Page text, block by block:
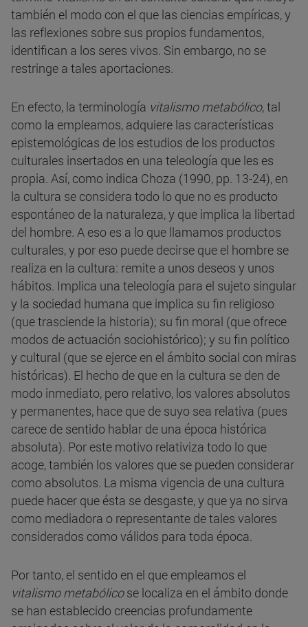
también el modo con el que las ciencias empíricas, y
las reflexiones sobre sus propios fundamentos,
identifican a los seres vivos. Sin embargo, no se
restringe a tales aportaciones.
En efecto, la terminología vitalismo metabólico, tal
como la empleamos, adquiere las características
epistemológicas de los estudios de los productos
culturales insertados en una teleología que les es
propia. Así, como indica Choza (1990, pp. 13-24), en
la cultura se considera todo lo que no es producto
espontáneo de la naturaleza, y que implica la libertad
del hombre. A eso es a lo que llamamos productos
culturales, y por eso puede decirse que el hombre se
realiza en la cultura: remite a unos deseos y unos
hábitos. Implica una teleología para el sujeto singular
y la sociedad humana que implica su fin religioso
(que trasciende la historia); su fin moral (que ofrece
modos de actuación sociohistórico); y su fin político
y cultural (que se ejerce en el ámbito social con miras
históricas). El hecho de que en la cultura se den de
modo inmediato, pero relativo, los valores absolutos
y permanentes, hace que de suyo sea relativa (pues
carece de sentido hablar de una época histórica
absoluta). Por este motivo relativiza todo lo que
acoge, también los valores que se pueden considerar
como absolutos. La misma vigencia de una cultura
puede hacer que ésta se desgaste, y que ya no sirva
como mediadora o representante de tales valores
considerados como válidos para toda época.
Por tanto, el sentido en el que empleamos el
vitalismo metabólicose localiza en el ámbito donde
se han establecido creencias profundamente